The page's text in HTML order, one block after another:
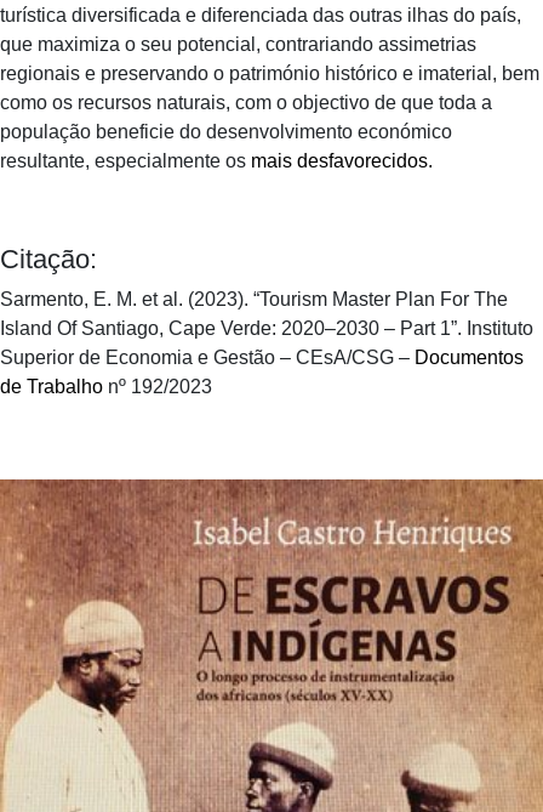
turística diversificada e diferenciada das outras ilhas do país,
que maximiza o seu potencial, contrariando assimetrias
regionais e preservando o património histórico e imaterial, bem
como os recursos naturais, com o objectivo de que toda a
população beneficie do desenvolvimento económico
resultante, especialmente os mais desfavorecidos.
Citação:
Sarmento, E. M. et al. (2023). “Tourism Master Plan For The
Island Of Santiago, Cape Verde: 2020–2030 – Part 1”. Instituto
Superior de Economia e Gestão – CEsA/CSG – Documentos
de Trabalho nº 192/2023